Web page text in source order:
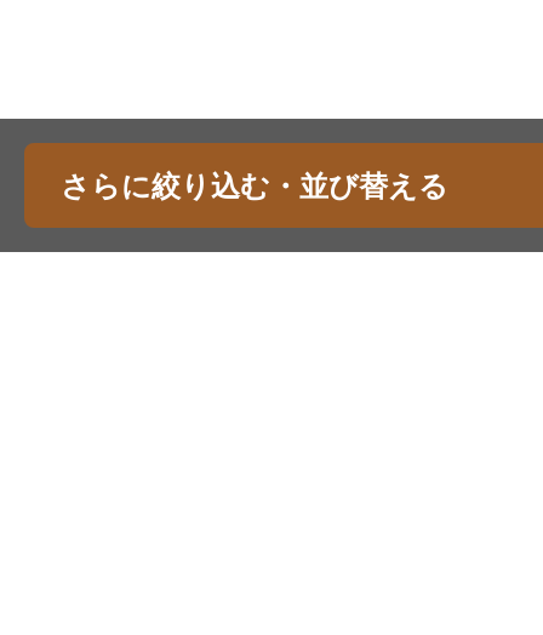
さらに絞り込む・並び替える